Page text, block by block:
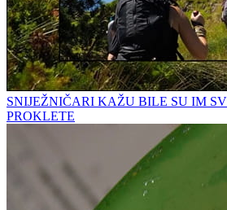
SNIJEŽNIČARI KAŽU BILE SU IM
PROKLETE